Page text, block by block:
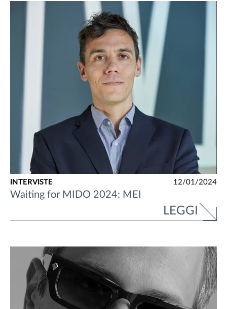
INTERVISTE 12/01/2024
Waiting for MIDO 2024: MEI
LEGGI